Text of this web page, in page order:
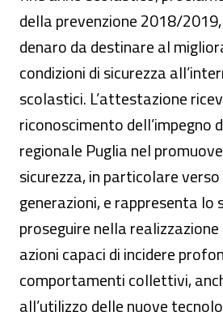
della prevenzione 2018/
denaro da destinare al
condizioni di sicurezza
scolastici. L’attestazione
riconoscimento dell’impegno
regionale Puglia nel
sicurezza, in particolare
generazioni, e rappresenta lo
proseguire nella
azioni capaci di incidere
comportamenti collettivi,
all’utilizzo delle nuove